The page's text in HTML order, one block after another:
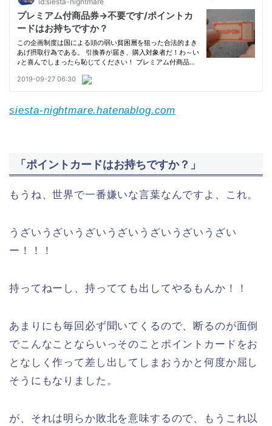
siesta-nightmare.hatenablog.com
「ポイントカードはお持ちですか？」
もうね、世界で一番嫌いな言葉なんですよ、これ。
うざいうざいうざいうざいうざいうざいうざい
ー！！！
持ってねーし、持ってても出してやるもんか！！
あまりにも毎回必ず聞いてくるので、断るのが面倒
でこんなことならいっそのことポイントカードをお
となしく作って差し出してしまおうかと何度か屈し
そうにもなりました。
が、それは明らか敗北を意味するので、もうこれ以